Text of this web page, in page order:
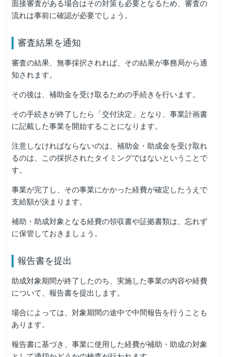
面接審査がある場合はその対策も必要となるため、審査の
流れは事前に確認が必要でしょう。
審査結果を通知
審査の結果、無事採択されれば、その結果が事務局から通
知されます。
その後は、補助金を受け取るための手続きを行います。
その手続きが終了したら「交付決定」となり、事業計画書
に記載した事業を開始することになります。
注意しなければならないのは、補助金・助成金を受け取れ
るのは、この採択されたタイミングではないということで
す。
事業が完了し、その事業にかかった経費が確定したうえで
支給額が決まります。
補助・助成対象となる経費の領収書や証拠書類は、忘れず
に保管しておきましょう。
報告書を提出
助成対象期間が終了したのち、実施した事業の内容や経費
について、報告書を提出します。
場合によっては、対象期間の途中で中間報告を行うことも
あります。
報告書に基づき、事業に使用した経費が補助・助成の対象